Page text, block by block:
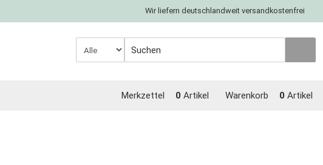
Wir liefern deutschlandweit versandkostenfrei
Warenkorb 0 Artikel
Merkzettel 0 Artikel